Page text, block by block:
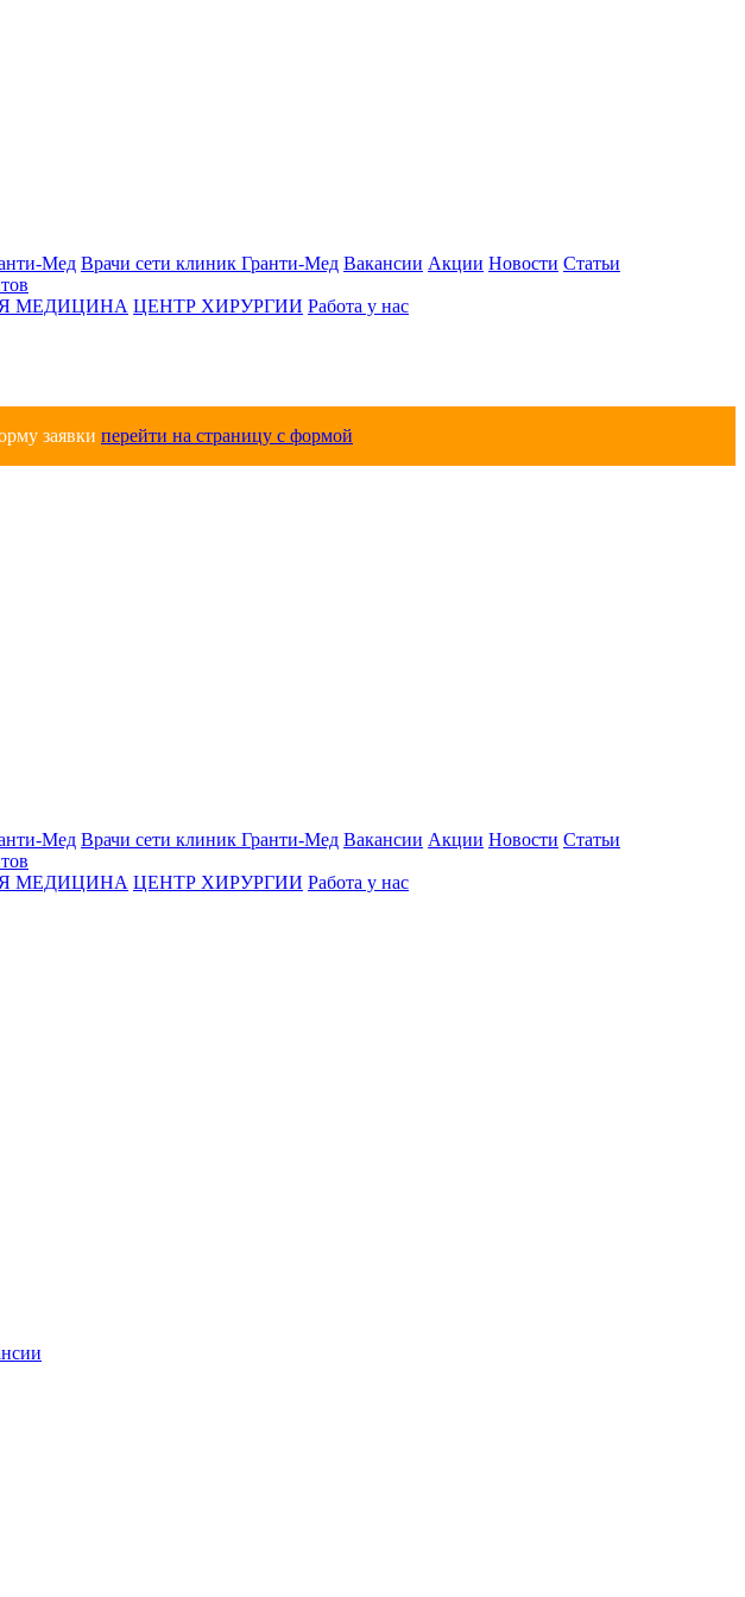
Мед Врачи сети клиник Гранти-Мед Вакансии Акции Новости Статьи
МЕДИЦИНА ЦЕНТР ХИРУРГИИ Работа у нас
заявки перейти на страницу с формой
Мед Врачи сети клиник Гранти-Мед Вакансии Акции Новости Статьи
МЕДИЦИНА ЦЕНТР ХИРУРГИИ Работа у нас